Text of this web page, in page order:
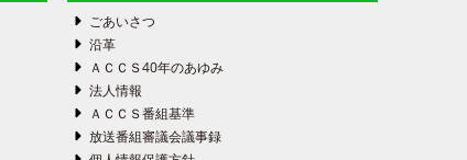
ごあいさつ
沿革
ＡＣＣＳ40年のあゆみ
法人情報
ＡＣＣＳ番組基準
放送番組審議会議事録